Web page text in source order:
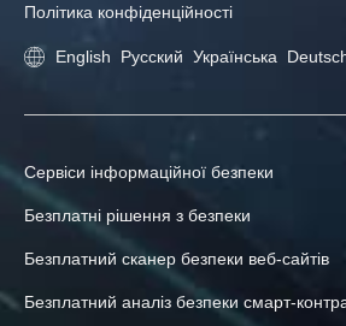
Політика конфіденційності
English Русский Українська
Сервіси інформаційної безпеки
Безплатні рішення з безпеки
Безплатний сканер безпеки веб-сайтів
Безплатний аналіз безпеки смарт-